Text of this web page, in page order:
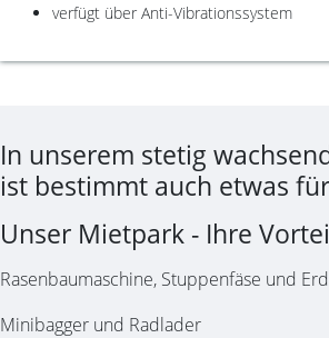
verfügt über Anti-Vibrationssystem
In unserem stetig
ist bestimmt auch etwas
Unser Mietpark - Ihre
Rasenbaumaschine, Stuppenfäse und
Minibagger und Radlader